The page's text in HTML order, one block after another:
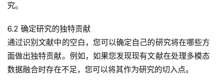
究。
6.2 确定研究的独特贡献
通过识别文献中的空白，您可以确定自己的研究将在哪些方
面做出独特贡献。例如，如果您发现现有文献在处理多模态
数据融合时存在不足，您可以将其作为研究的切入点。